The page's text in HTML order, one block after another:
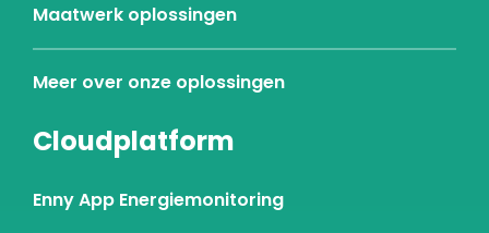
Maatwerk oplossingen
Meer over onze oplossingen
Cloudplatform
Enny App Energiemonitoring